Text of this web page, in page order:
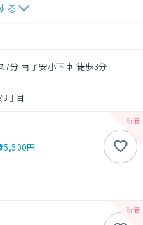
る
7分 南子安小下車 徒歩3分
丁目
5,500円